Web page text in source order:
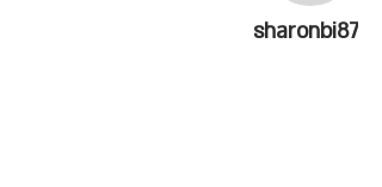
sharonbi87